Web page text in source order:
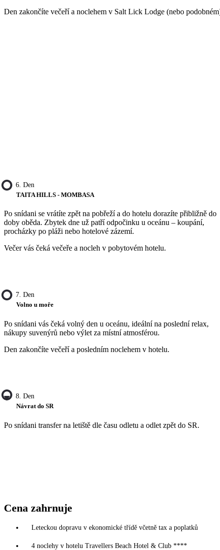
Den zakončíte večeří a noclehem v Salt Lick Lodge (nebo
6. Den
TAITA HILLS - MOMBASA
Po snídani se vrátíte zpět na pobřeží a do hotelu dorazíte přibližně do
doby oběda. Zbytek dne už patří odpočinku u oceánu – koupání,
procházky po pláži nebo hotelové zázemí.
Večer vás čeká večeře a nocleh v pobytovém hotelu.
7. Den
Volno u moře
Po snídani vás čeká volný den u oceánu, ideální na poslední relax,
nákupy suvenýrů nebo výlet za místní atmosférou.
Den zakončíte večeří a posledním noclehem v hotelu.
8. Den
Návrat do SR
Po snídani transfer na letiště dle času odletu a odlet zpět do SR.
Cena zahrnuje
Leteckou dopravu v ekonomické třídě včetně tax a poplatků
4 noclehy v hotelu Travellers Beach Hotel & Club ****